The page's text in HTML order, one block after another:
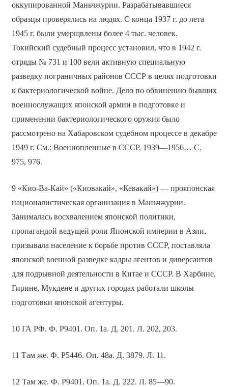
оккупированной Маньчжурии. Разрабатывавшиеся
образцы проверялись на людях. С конца 1937 г. до лета
1945 г. были умерщвлены более 4 тыс. человек.
Токийский судебный процесс установил, что в 1942 г.
отряды № 731 и 100 вели активную специальную
разведку пограничных районов СССР в целях подготовки
к бактериологической войне. Дело по обвинению бывших
военнослужащих японской армии в подготовке и
применении бактериологического оружия было
рассмотрено на Хабаровском судебном процессе в декабре
1949 г. См.: Военнопленные в СССР. 1939—1956… С.
975, 976.
9 «Кио-Ва-Кай» («Киовакай», «Кевакай») — прояпонская
националистическая организация в Маньчжурии.
Занималась восхвалением японской политики,
пропагандой ведущей роли Японской империи в Азии,
призывала население к борьбе против СССР, поставляла
японской военной разведке кадры агентов и диверсантов
для подрывной деятельности в Китае и СССР. В Харбине,
Гирине, Мукдене и других городах работали школы
подготовки японской агентуры.
10 ГА РФ. Ф. Р9401. Оп. 1а. Д. 201. Л. 202, 203.
11 Там же. Ф. Р5446. Оп. 48а. Д. 3879. Л. 11.
12 Там же. Ф. Р9401. Оп. 1а. Д. 222. Л. 85—90.